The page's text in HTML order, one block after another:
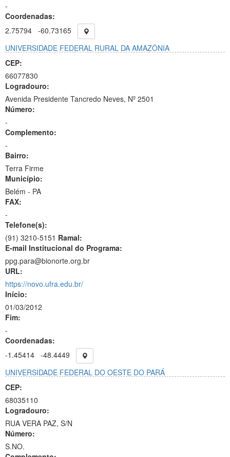
-
Coordenadas:
2.75794 -60.73165
UNIVERSIDADE FEDERAL RURAL DA AMAZÔNIA
CEP:
66077830
Logradouro:
Avenida Presidente Tancredo Neves, Nº 2501
Número:
-
Complemento:
-
Bairro:
Terra Firme
Município:
Belém - PA
FAX:
-
Telefone(s):
(91) 3210-5151 Ramal:
E-mail Institucional do Programa:
ppg.para@bionorte.org.br
URL:
https://novo.ufra.edu.br/
Início:
01/03/2012
Fim:
-
Coordenadas:
-1.45414 -48.4449
UNIVERSIDADE FEDERAL DO OESTE DO PARÁ
CEP:
68035110
Logradouro:
RUA VERA PAZ, S/N
Número:
S.NO.